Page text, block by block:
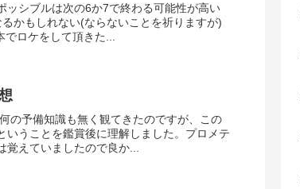
ッシブルは次の6か7で終わる可能性が高い
かもしれない(ならないことを祈りますが)
ロケをして頂きた...
の予備知識も無く観てきたのですが、この
うことを鑑賞後に理解しました。プロメテ
覚えていましたので良か...